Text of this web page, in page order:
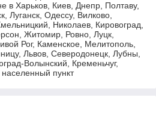
в Харьков, Киев, Днепр, Полтаву,
Луганск, Одессу, Вилково,
Николаев, Кировоград,
Житомир, Ровно, Луцк,
Рог, Каменское, Мелитополь,
Львов, Северодонецк, Лубны,
Волынский, Кременьчуг,
пункт